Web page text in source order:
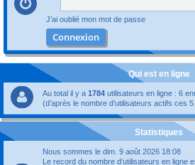
J’ai oublié mon mot de passe
Qui est en ligne
Au total il y a 1784 utilisateurs en ligne : 6
(d’après le nombre d’utilisateurs actifs ces
Statistiques
Nous sommes le dim. 9 août 2026 18:08
Le record du nombre d’utilisateurs en ligne